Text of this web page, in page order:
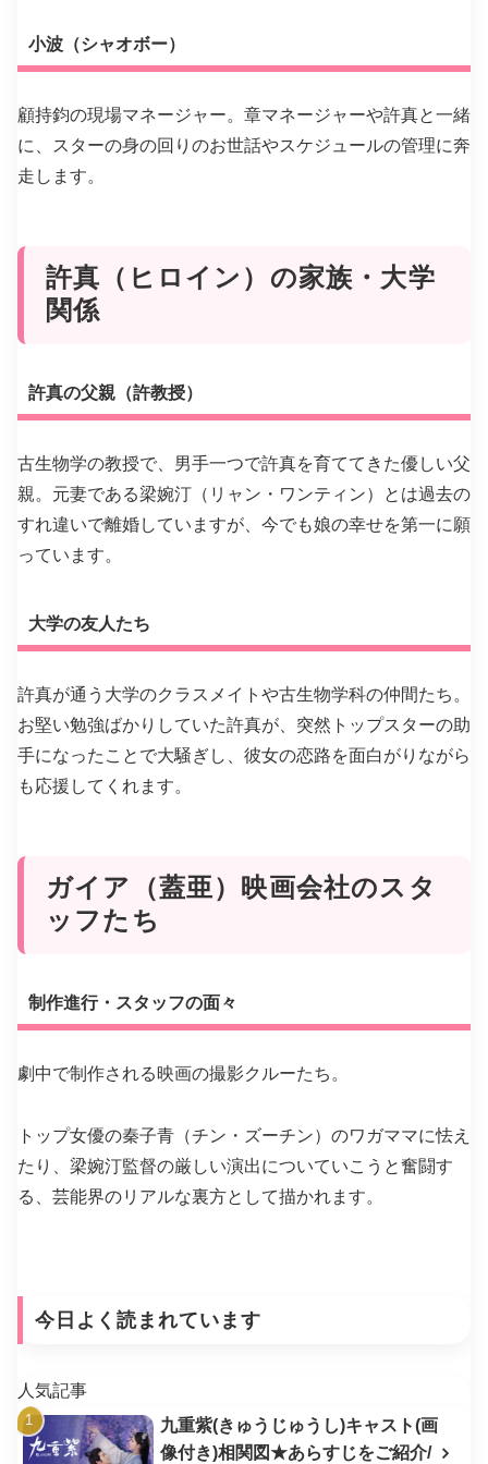
小波（シャオボー）
顧持鈞の現場マネージャー。章マネージャーや許真と一緒
に、スターの身の回りのお世話やスケジュールの管理に奔
走します。
許真（ヒロイン）の家族・大学
関係
許真の父親（許教授）
古生物学の教授で、男手一つで許真を育ててきた優しい父
親。元妻である梁婉汀（リャン・ワンティン）とは過去の
すれ違いで離婚していますが、今でも娘の幸せを第一に願
っています。
大学の友人たち
許真が通う大学のクラスメイトや古生物学科の仲間たち。
お堅い勉強ばかりしていた許真が、突然トップスターの助
手になったことで大騒ぎし、彼女の恋路を面白がりながら
も応援してくれます。
ガイア（蓋亜）映画会社のスタ
ッフたち
制作進行・スタッフの面々
劇中で制作される映画の撮影クルーたち。
トップ女優の秦子青（チン・ズーチン）のワガママに怯え
たり、梁婉汀監督の厳しい演出についていこうと奮闘す
る、芸能界のリアルな裏方として描かれます。
今日よく読まれています
人気記事
九重紫(きゅうじゅうし)キャスト(画
像付き)相関図★あらすじをご紹介/